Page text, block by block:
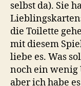
selbst da). Sie
die Toilette
mit diesem
liebe es. Was
noch ein wenig
aber ich habe